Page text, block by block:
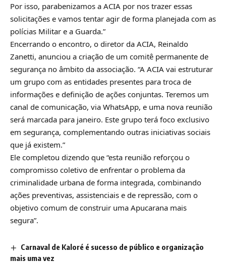
Por isso, parabenizamos a ACIA por nos trazer essas
solicitações e vamos tentar agir de forma planejada com as
polícias Militar e a Guarda.”
Encerrando o encontro, o diretor da ACIA, Reinaldo
Zanetti, anunciou a criação de um comitê permanente de
segurança no âmbito da associação. “A ACIA vai estruturar
um grupo com as entidades presentes para troca de
informações e definição de ações conjuntas. Teremos um
canal de comunicação, via WhatsApp, e uma nova reunião
será marcada para janeiro. Este grupo terá foco exclusivo
em segurança, complementando outras iniciativas sociais
que já existem.”
Ele completou dizendo que “esta reunião reforçou o
compromisso coletivo de enfrentar o problema da
criminalidade urbana de forma integrada, combinando
ações preventivas, assistenciais e de repressão, com o
objetivo comum de construir uma Apucarana mais
segura”.
Carnaval de Kaloré é sucesso de público e organização
mais uma vez